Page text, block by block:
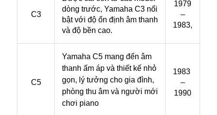
C3
dòng trước, Yamaha C3 nổi
bật với độ ổn định âm thanh
và độ bền cao.
1979
–
1983,
C5
Yamaha C5 mang đến âm
thanh ấm áp và thiết kế nhỏ
gọn, lý tưởng cho gia đình,
phòng thu âm và người mới
chơi piano
1983
–
1990